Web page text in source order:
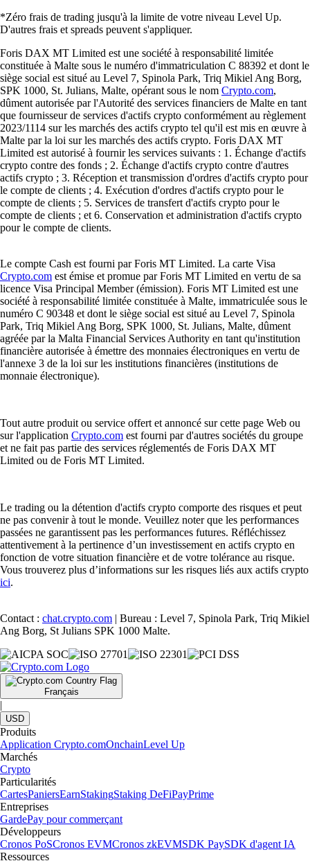
*Zéro frais de trading jusqu'à la limite de votre niveau Level Up.
D'autres frais et spreads peuvent s'appliquer.
Foris DAX MT Limited est une société à responsabilité limitée
constituée à Malte sous le numéro d'immatriculation C 88392 et dont le
siège social est situé au Level 7, Spinola Park, Triq Mikiel Ang Borg,
SPK 1000, St. Julians, Malte, opérant sous le nom Crypto.com,
dûment autorisée par l'Autorité des services financiers de Malte en tant
que fournisseur de services d'actifs crypto conformément au règlement
2023/1114 sur les marchés des actifs crypto tel qu'il est mis en œuvre à
Malte par la loi sur les marchés des actifs crypto. Foris DAX MT
Limited est autorisé à fournir les services suivants : 1. Échange d'actifs
crypto contre des fonds ; 2. Échange d'actifs crypto contre d'autres
actifs crypto ; 3. Réception et transmission d'ordres d'actifs crypto pour
le compte de clients ; 4. Exécution d'ordres d'actifs crypto pour le
compte de clients ; 5. Services de transfert d'actifs crypto pour le
compte de clients ; et 6. Conservation et administration d'actifs crypto
pour le compte de clients.
Le compte Cash est fourni par Foris MT Limited. La carte Visa
Crypto.com est émise et promue par Foris MT Limited en vertu de sa
licence Visa Principal Member (émission). Foris MT Limited est une
société à responsabilité limitée constituée à Malte, immatriculée sous le
numéro C 90348 et dont le siège social est situé au Level 7, Spinola
Park, Triq Mikiel Ang Borg, SPK 1000, St. Julians, Malte, dûment
agréée par la Malta Financial Services Authority en tant qu'institution
financière autorisée à émettre des monnaies électroniques en vertu de
l'annexe 3 de la loi sur les institutions financières (institutions de
monnaie électronique).
Tout autre produit ou service offert et annoncé sur cette page Web ou
sur l'application Crypto.com est fourni par d'autres sociétés du groupe
et ne fait pas partie des services réglementés de Foris DAX MT
Limited ou de Foris MT Limited.
Le trading ou la détention d'actifs crypto comporte des risques et peut
ne pas convenir à tout le monde. Veuillez noter que les performances
passées ne garantissent pas les performances futures. Réfléchissez
attentivement à la pertinence d’un investissement en actifs crypto en
fonction de votre situation financière et de votre tolérance au risque.
Vous trouverez plus d’informations sur les risques liés aux actifs crypto
ici.
Contact : chat.crypto.com | Bureau : Level 7, Spinola Park, Triq Mikiel
Ang Borg, St Julians SPK 1000 Malte.
Français
|
USD
Produits
Application Crypto.comOnchainLevel Up
Marchés
Crypto
Particularités
CartesPaniersEarnStakingStaking DeFiPayPrime
Entreprises
GardePay pour commerçant
Développeurs
Cronos PoSCronos EVMCronos zkEVMSDK PaySDK d'agent IA
Ressources